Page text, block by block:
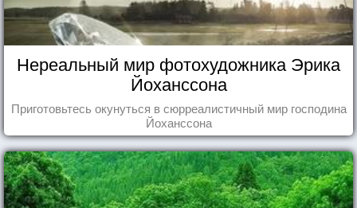
Нереальный мир фотохудожника Эрика
Йоханссона
Приготовьтесь окунуться в сюрреалистичный мир господина
Йоханссона